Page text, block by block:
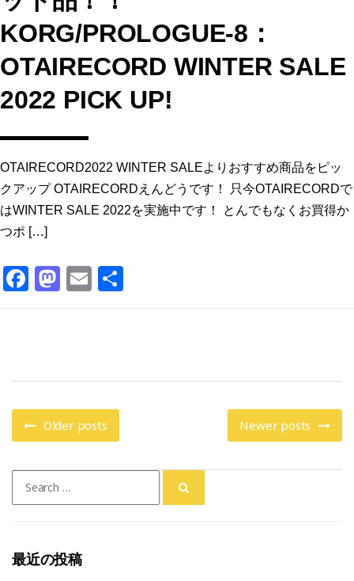
KORG/PROLOGUE-8：
OTAIRECORD WINTER SALE
2022 PICK UP!
OTAIRECORD2022 WINTER SALEよりおすすめ商品をピッ
クアップ OTAIRECORDえんどうです！ 只今OTAIRECORDで
はWINTER SALE 2022を実施中です！ とんでもなくお買得か
つポ […]
F
b
o
o
M
d
o
n
E
Older posts Newer posts
for:
最近の投稿